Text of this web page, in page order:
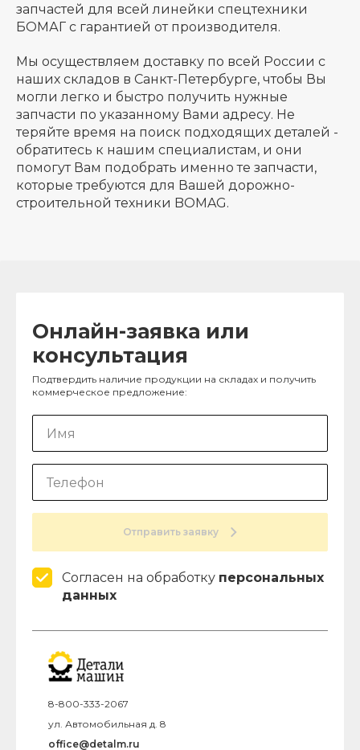
запчастей для всей линейки спецтехники
БОМАГ с гарантией от производителя.
Мы осуществляем доставку по всей России с
наших складов в Санкт-Петербурге, чтобы Вы
могли легко и быстро получить нужные
запчасти по указанному Вами адресу. Не
теряйте время на поиск подходящих деталей -
обратитесь к нашим специалистам, и они
помогут Вам подобрать именно те запчасти,
которые требуются для Вашей дорожно-
строительной техники BOMAG.
Онлайн-заявка или
консультация
Подтвердить наличие продукции на складах и получить
коммерческое предложение:
Отправить заявку
Согласен на обработку персональных
данных
8-800-333-2067
ул. Автомобильная д. 8
office@detalm.ru